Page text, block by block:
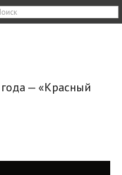
— «Красный